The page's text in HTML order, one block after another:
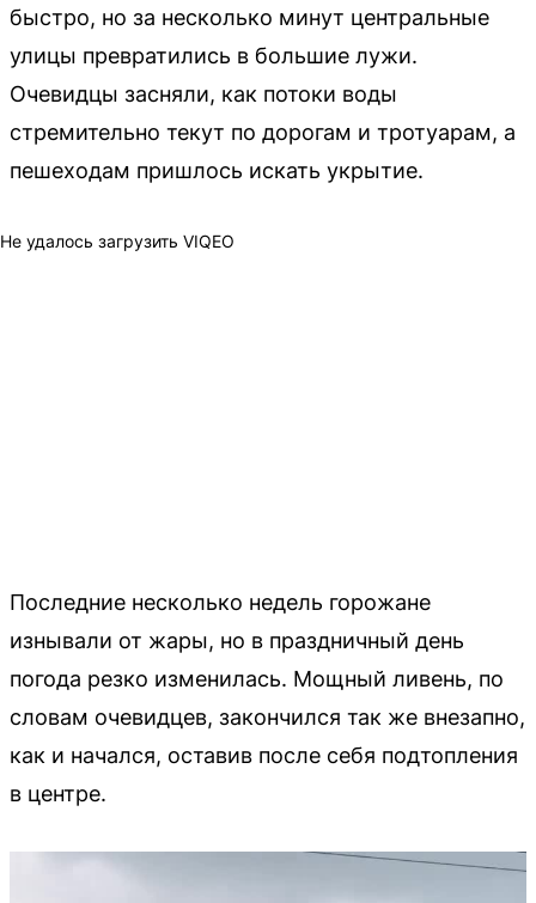
быстро, но за несколько минут центральные
улицы превратились в большие лужи.
Очевидцы засняли, как потоки воды
стремительно текут по дорогам и тротуарам, а
пешеходам пришлось искать укрытие.
Не удалось загрузить VIQEO
Последние несколько недель горожане
изнывали от жары, но в праздничный день
погода резко изменилась. Мощный ливень, по
словам очевидцев, закончился так же внезапно,
как и начался, оставив после себя подтопления
в центре.